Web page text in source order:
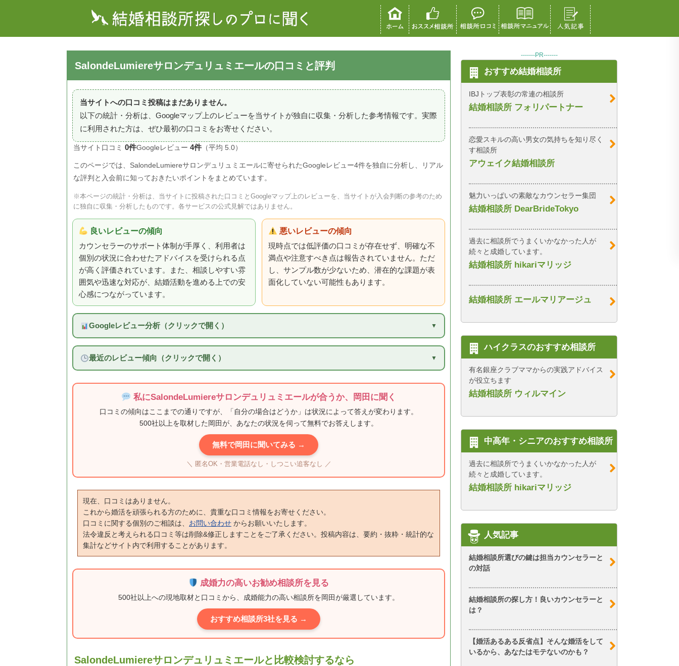
SalondeLumiereサロンデュリュミエールの口コミと評判
当サイトへの口コミ投稿はまだありません。
以下の統計・分析は、Googleマップ上のレビューを当サイトが独自に収集・分析した参考情報です。実際
に利用された方は、ぜひ最初の口コミをお寄せください。
当サイト口コミ 0件Googleレビュー 4件 （平均 5.0）
このページでは、SalondeLumiereサロンデュリュミエールに寄せられたGoogleレビュー4件を独自に分析し、リアル
な評判と入会前に知っておきたいポイントをまとめています。
※本ページの統計・分析は、当サイトに投稿された口コミとGoogleマップ上のレビューを、当サイトが入会判断の参考のため
に独自に収集・分析したものです。各サービスの公式見解ではありません。
良いレビューの傾向
カウンセラーのサポート体制が手厚く、利用者は
個別の状況に合わせたアドバイスを受けられる点
が高く評価されています。また、相談しやすい雰
囲気や迅速な対応が、結婚活動を進める上での安
心感につながっています。
悪いレビューの傾向
現時点では低評価の口コミが存在せず、明確な不
満点や注意すべき点は報告されていません。ただ
し、サンプル数が少ないため、潜在的な課題が表
面化していない可能性もあります。
Googleレビュー分析（クリックで開く）
最近のレビュー傾向（クリックで開く）
私にSalondeLumiereサロンデュリュミエールが合うか、岡田に聞く
口コミの傾向はここまでの通りですが、「自分の場合はどうか」は状況によって答えが変わります。
500社以上を取材した岡田が、あなたの状況を伺って無料でお答えします。
無料で岡田に聞いてみる →
＼ 匿名OK・営業電話なし・しつこい追客なし ／
現在、口コミはありません。
これから婚活を頑張られる方のために、貴重な口コミ情報をお寄せください。
口コミに関する個別のご相談は、 お問い合わせ からお願いいたします。
法令違反と考えられる口コミ等は削除&修正しますことをご了承ください。投稿内容は、要約・抜粋・統計的な
集計などサイト内で利用することがあります。
成婚力の高いお勧め相談所を見る
500社以上への現地取材と口コミから、成婚能力の高い相談所を岡田が厳選しています。
おすすめ相談所3社を見る →
SalondeLumiereサロンデュリュミエールと比較検討するなら
-------PR-------
おすすめ結婚相談所
IBJトップ表彰の常連の相談所
結婚相談所 フォリパートナー
恋愛スキルの高い男女の気持ちを知り尽く
す相談所
アウェイク結婚相談所
魅力いっぱいの素敵なカウンセラー集団
結婚相談所 DearBrideTokyo
過去に相談所でうまくいかなかった人が
続々と成婚しています。
結婚相談所 hikariマリッジ
結婚相談所 エールマリアージュ
ハイクラスのおすすめ相談所
有名銀座クラブママからの実践アドバイス
が役立ちます
結婚相談所 ウィルマイン
中高年・シニアのおすすめ相談所
過去に相談所でうまくいかなかった人が
続々と成婚しています。
結婚相談所 hikariマリッジ
人気記事
結婚相談所選びの鍵は担当カウンセラーと
の対話
結婚相談所の探し方！良いカウンセラーと
は？
【婚活あるある反省点】そんな婚活をして
いるから、あなたはモテないのかも？